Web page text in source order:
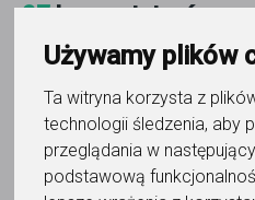
Używamy plików
Ta witryna korzysta z
technologii śledzenia, aby
przeglądania w
podstawową
27korepetytorów
Język polski dla cudzoziemców